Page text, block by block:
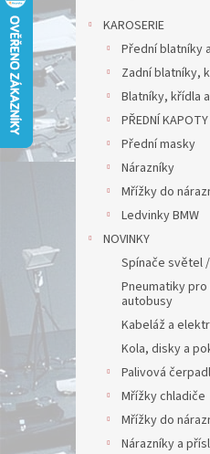
r
n
í
p
a
n
KAROSERIE
Přední blatníky
Zadní blatníky,
Blatníky, křídla
PŘEDNÍ KAPOTY
Přední masky
Nárazníky
Mřížky do
Ledvinky BMW
NOVINKY
Spínače světel
Pneumatiky
autobusy
Kabeláž a
Kola, disky a
Palivová
Mřížky chladiče
Mřížky do
Nárazníky a